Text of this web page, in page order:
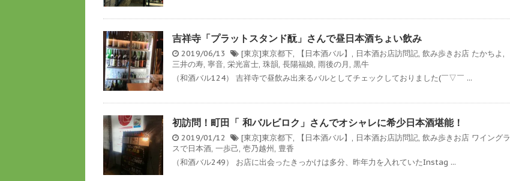
吉祥寺「プラットスタンド酛」さんで昼日本酒ちょい飲み
2019/06/13 [東京]東京都下, 【日本酒バル】 , 日本酒お店訪問記, 飲み歩きお店 たかちよ ,
三井の寿, 寧音, 栄光富士, 珠韻, 長陽福娘, 雨後の月 , 黒牛
（和酒バル124） 吉祥寺で昼飲み出来るバルとしてチェックしておりました(￣▽￣ ...
初訪問！町田「 和バルビロク」さんでオシャレに希少日本酒堪能！
2019/01/12 [東京]東京都下, 【日本酒バル】 , 日本酒お店訪問記, 飲み歩きお店 ワイングラ
スで日本酒, 一歩己, 壱乃越州, 豊香
（和酒バル249） お店に出会ったきっかけは多分、昨年力を入れていたInstag ...